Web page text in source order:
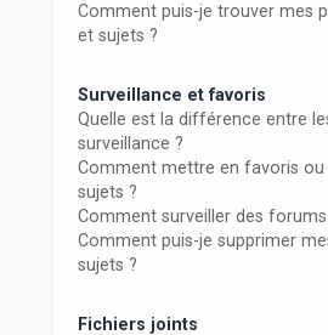
Comment puis-je trouver mes
et sujets ?
Surveillance et favoris
Quelle est la différence entre
surveillance ?
Comment mettre en favoris ou
sujets ?
Comment surveiller des forums
Comment puis-je supprimer
sujets ?
Fichiers joints